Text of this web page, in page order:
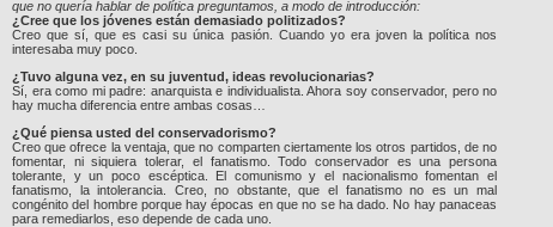
que no quería hablar de política preguntamos, a modo de introducción:
¿Cree que los jóvenes están demasiado politizados?
Creo que sí, que es casi su única pasión. Cuando yo era joven la política nos
interesaba muy poco.
¿Tuvo alguna vez, en su juventud, ideas revolucionarias?
Sí, era como mi padre: anarquista e individualista. Ahora soy conservador, pero no
hay mucha diferencia entre ambas cosas…
¿Qué piensa usted del conservadorismo?
Creo que ofrece la ventaja, que no comparten ciertamente los otros partidos, de no
fomentar, ni siquiera tolerar, el fanatismo. Todo conservador es una persona
tolerante, y un poco escéptica. El comunismo y el nacionalismo fomentan el
fanatismo, la intolerancia. Creo, no obstante, que el fanatismo no es un mal
congénito del hombre porque hay épocas en que no se ha dado. No hay panaceas
para remediarlos, eso depende de cada uno.